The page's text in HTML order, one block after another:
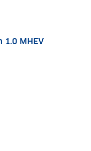
1.0 mhev, 92 kW,
1.0 MHEV